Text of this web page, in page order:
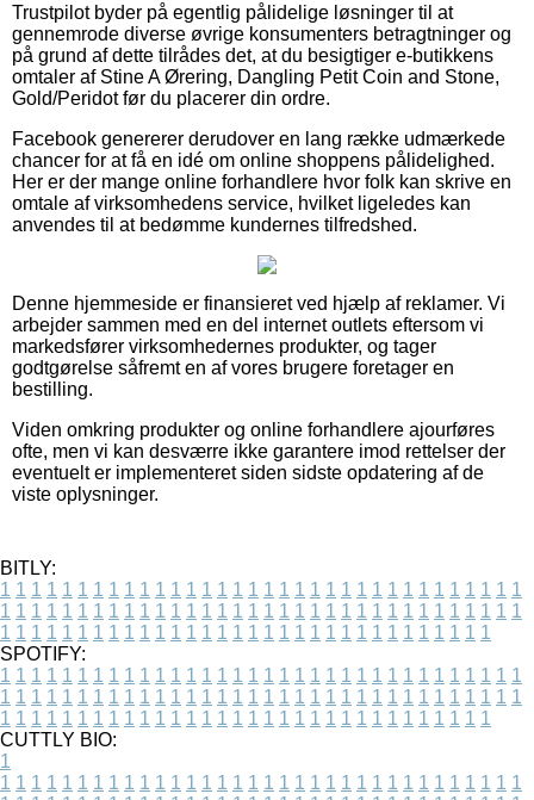
Trustpilot byder på egentlig pålidelige løsninger til at
gennemrode diverse øvrige konsumenters betragtninger og
på grund af dette tilrådes det, at du besigtiger e-butikkens
omtaler af Stine A Ørering, Dangling Petit Coin and Stone,
Gold/Peridot før du placerer din ordre.
Facebook genererer derudover en lang række udmærkede
chancer for at få en idé om online shoppens pålidelighed.
Her er der mange online forhandlere hvor folk kan skrive en
omtale af virksomhedens service, hvilket ligeledes kan
anvendes til at bedømme kundernes tilfredshed.
Denne hjemmeside er finansieret ved hjælp af reklamer. Vi
arbejder sammen med en del internet outlets eftersom vi
markedsfører virksomhedernes produkter, og tager
godtgørelse såfremt en af vores brugere foretager en
bestilling.
Viden omkring produkter og online forhandlere ajourføres
ofte, men vi kan desværre ikke garantere imod rettelser der
eventuelt er implementeret siden sidste opdatering af de
viste oplysninger.
BITLY:
1 1 1 1 1 1 1 1 1 1 1 1 1 1 1 1 1 1 1 1 1 1 1 1 1 1 1 1 1 1 1 1 1 1
1 1 1 1 1 1 1 1 1 1 1 1 1 1 1 1 1 1 1 1 1 1 1 1 1 1 1 1 1 1 1 1 1 1
1 1 1 1 1 1 1 1 1 1 1 1 1 1 1 1 1 1 1 1 1 1 1 1 1 1 1 1 1 1 1 1
SPOTIFY:
1 1 1 1 1 1 1 1 1 1 1 1 1 1 1 1 1 1 1 1 1 1 1 1 1 1 1 1 1 1 1 1 1 1
1 1 1 1 1 1 1 1 1 1 1 1 1 1 1 1 1 1 1 1 1 1 1 1 1 1 1 1 1 1 1 1 1 1
1 1 1 1 1 1 1 1 1 1 1 1 1 1 1 1 1 1 1 1 1 1 1 1 1 1 1 1 1 1 1 1
CUTTLY BIO:
1
1 1 1 1 1 1 1 1 1 1 1 1 1 1 1 1 1 1 1 1 1 1 1 1 1 1 1 1 1 1 1 1 1 1